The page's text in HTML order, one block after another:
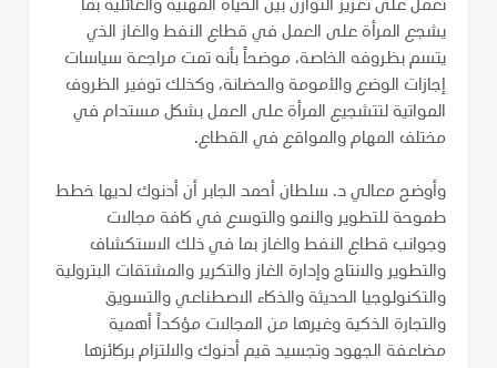
تعمل على تعزيز التوازن بين الحياة المهنية والعائلية بما
يشجع المرأة على العمل في قطاع النفط والغاز الذي
يتسم بظروفه الخاصة، موضحاً بأنه تمت مراجعة سياسات
إجازات الوضع والأمومة والحضانة، وكذلك توفير الظروف
المواتية لتتشجيع المرأة على العمل بشكل مستدام في
مختلف المهام والمواقع في القطاع.
وأوضح معالي د. سلطان أحمد الجابر أن أدنوك لديها خطط
طموحة للتطوير والنمو والتوسع في كافة مجالات
وجوانب قطاع النفط والغاز بما في ذلك الاستكشاف
والتطوير والانتاج وإدارة الغاز والتكرير والمشتقات البترولية
والتكنولوجيا الحديثة والذكاء الاصطناعي والتسويق
والتجارة الذكية وغيرها من المجالات مؤكداً أهمية
مضاعفة الجهود وتجسيد قيم أدنوك والالتزام بركائزها